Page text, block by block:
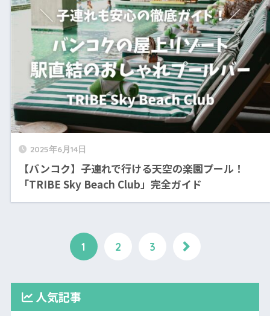
2025年6月14日
【バンコク】子連れで行ける天空の楽園プール！
「TRIBE Sky Beach Club」完全ガイド
1 2 3
人気記事